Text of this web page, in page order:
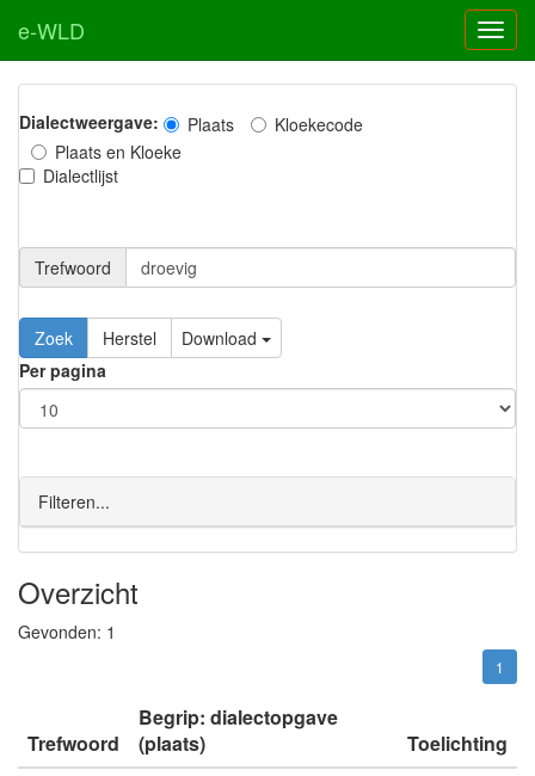
e-WLD
Dialectweergave: Plaats
Kloekecode
Plaats en Kloeke
Dialectlijst
Trefwoord
Download
Per pagina
Filteren...
Overzicht
Gevonden: 1
1
Trefwoord
Begrip: dialectopgave
(plaats)
Toelichting